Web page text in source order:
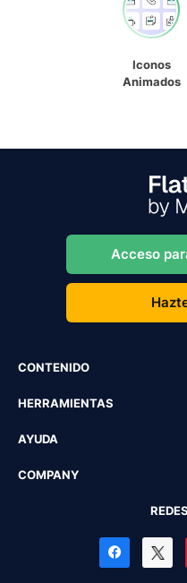
Iconos
Animados
Acceso
CONTENIDO
HERRAMIENTAS
AYUDA
COMPANY